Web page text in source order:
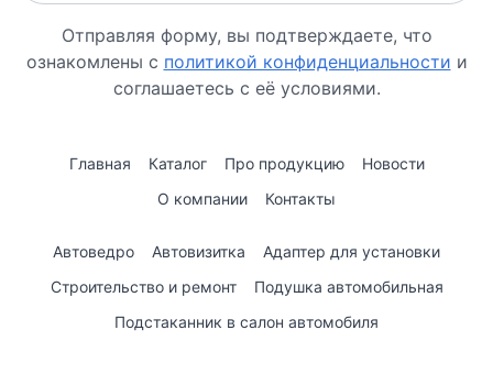
Отправляя форму, вы подтверждаете, что
ознакомлены с политикой конфиденциальности и
соглашаетесь с её условиями.
Главная Каталог Про продукцию
Новости
О компании
Контакты
Автоведро Автовизитка
Адаптер для установки
Строительство и ремонт
Подушка автомобильная
Подстаканник в салон автомобиля